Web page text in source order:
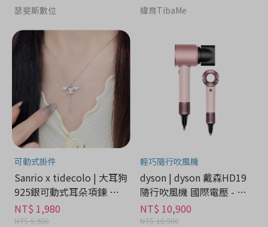
瑟斐斯數位 緯育TibaMe
可動式掛件
Sanrio x tidecolo | 大耳狗
925銀可動式耳朵項鍊 禮
盒 - 流行潮牌分期
NT$ 1,980
NT$ 5,580
輕巧隨行吹風機
dyson | dyson 戴森HD19
隨行吹風機 國際電壓 - 家
電分期
NT$ 10,900
NT$ 10,900